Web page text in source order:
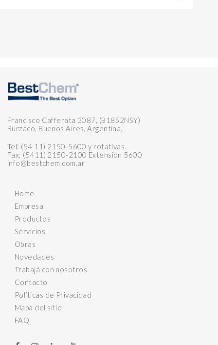
Francisco Cafferata 3087, (B1852NSY)
Burzaco, Buenos Aires, Argentina.
Tel: (54 11) 2150-5600 y rotativas.
Fax: (5411) 2150-2100 Extensión 5600
info@bestchem.com.ar
Home
Empresa
Productos
Servicios
Obras
Novedades
Trabajá con nosotros
Contacto
Políticas de Privacidad
Mapa del sitio
FAQ